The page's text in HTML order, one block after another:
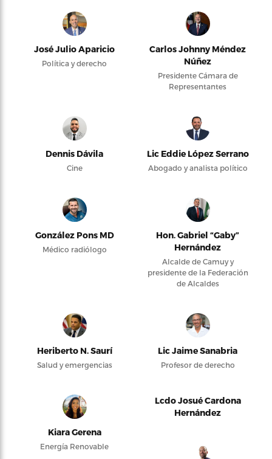
José Julio Aparicio
Política y derecho
Carlos Johnny Méndez
Núñez
Presidente Cámara de
Representantes
Dennis Dávila
Cine
Lic Eddie López Serrano
Abogado y analista político
González Pons MD
Médico radiólogo
Hon. Gabriel “Gaby”
Hernández
Alcalde de Camuy y
presidente de la Federación
de Alcaldes
Heriberto N. Saurí
Salud y emergencias
Lic Jaime Sanabria
Profesor de derecho
Kiara Gerena
Energía Renovable
Lcdo Josué Cardona
Hernández